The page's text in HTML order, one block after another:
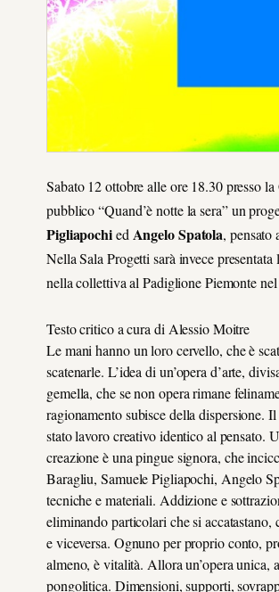
Sabato 12 ottobre alle ore 18.30 presso
pubblico “Quand’è notte la sera” un
Pigliapochied Angelo Spatola, pensato
Nella Sala Progetti sarà invece
nella collettiva al Padiglione Piemonte
Testo critico a cura di Alessio Moitre
Le mani hanno un loro cervello, che è
scatenarle. L’idea di un’opera d’arte,
gemella, che se non opera rimane
ragionamento subisce della dispersione.
stato lavoro creativo identico al pensato.
creazione è una pingue signora, che
Baragliu, Samuele Pigliapochi, Angelo
tecniche e materiali. Addizione e
eliminando particolari che si
e viceversa. Ognuno per proprio conto,
almeno, è vitalità. Allora un’opera unica,
pongolitica. Dimensioni, supporti,